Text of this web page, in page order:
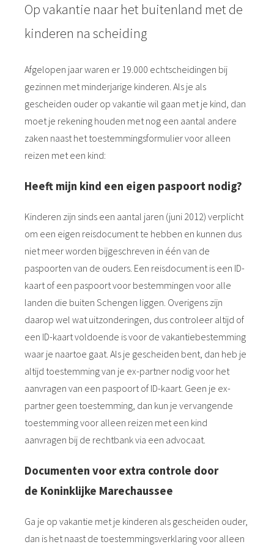
Op vakantie naar het buitenland met de
kinderen na scheiding
Afgelopen jaar waren er 19.000 echtscheidingen bij
gezinnen met minderjarige kinderen. Als je als
gescheiden ouder op vakantie wil gaan met je kind, dan
moet je rekening houden met nog een aantal andere
zaken naast het toestemmingsformulier voor alleen
reizen met een kind:
Heeft mijn kind een eigen paspoort nodig?
Kinderen zijn sinds een aantal jaren (juni 2012) verplicht
om een eigen reisdocument te hebben en kunnen dus
niet meer worden bijgeschreven in één van de
paspoorten van de ouders. Een reisdocument is een ID-
kaart of een paspoort voor bestemmingen voor alle
landen die buiten Schengen liggen. Overigens zijn
daarop wel wat uitzonderingen, dus controleer altijd of
een ID-kaart voldoende is voor de vakantiebestemming
waar je naartoe gaat. Als je gescheiden bent, dan heb je
altijd toestemming van je ex-partner nodig voor het
aanvragen van een paspoort of ID-kaart. Geen je ex-
partner geen toestemming, dan kun je vervangende
toestemming voor alleen reizen met een kind
aanvragen bij de rechtbank via een advocaat.
Documenten voor extra controle door
de Koninklijke Marechaussee
Ga je op vakantie met je kinderen als gescheiden ouder,
dan is het naast de toestemmingsverklaring voor alleen